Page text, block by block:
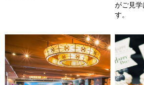
がご見学
す。